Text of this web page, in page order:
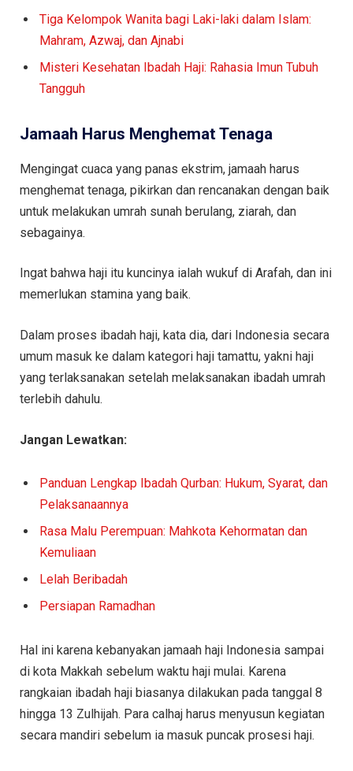
Tiga Kelompok Wanita bagi Laki-laki dalam Islam:
Mahram, Azwaj, dan Ajnabi
Misteri Kesehatan Ibadah Haji: Rahasia Imun Tubuh
Tangguh
Jamaah Harus Menghemat Tenaga
Mengingat cuaca yang panas ekstrim, jamaah harus
menghemat tenaga, pikirkan dan rencanakan dengan baik
untuk melakukan umrah sunah berulang, ziarah, dan
sebagainya.
Ingat bahwa haji itu kuncinya ialah wukuf di Arafah, dan ini
memerlukan stamina yang baik.
Dalam proses ibadah haji, kata dia, dari Indonesia secara
umum masuk ke dalam kategori haji tamattu, yakni haji
yang terlaksanakan setelah melaksanakan ibadah umrah
terlebih dahulu.
Jangan Lewatkan:
Panduan Lengkap Ibadah Qurban: Hukum, Syarat, dan
Pelaksanaannya
Rasa Malu Perempuan: Mahkota Kehormatan dan
Kemuliaan
Lelah Beribadah
Persiapan Ramadhan
Hal ini karena kebanyakan jamaah haji Indonesia sampai
di kota Makkah sebelum waktu haji mulai. Karena
rangkaian ibadah haji biasanya dilakukan pada tanggal 8
hingga 13 Zulhijah. Para calhaj harus menyusun kegiatan
secara mandiri sebelum ia masuk puncak prosesi haji.